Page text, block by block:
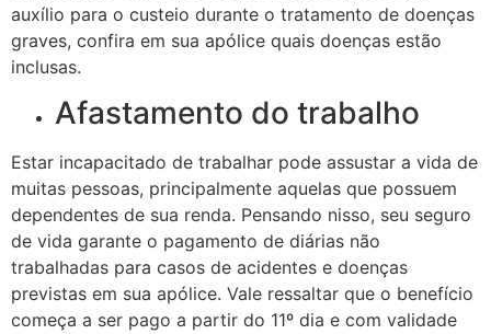
auxílio para o custeio durante o tratamento de doenças
graves, confira em sua apólice quais doenças estão
inclusas.
Afastamento do trabalho
Estar incapacitado de trabalhar pode assustar a vida de
muitas pessoas, principalmente aquelas que possuem
dependentes de sua renda. Pensando nisso, seu seguro
de vida garante o pagamento de diárias não
trabalhadas para casos de acidentes e doenças
previstas em sua apólice. Vale ressaltar que o benefício
começa a ser pago a partir do 11º dia e com validade